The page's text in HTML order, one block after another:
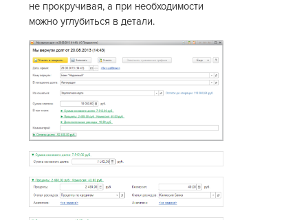
не прокручивая, а при необходимости
можно углубиться в детали.